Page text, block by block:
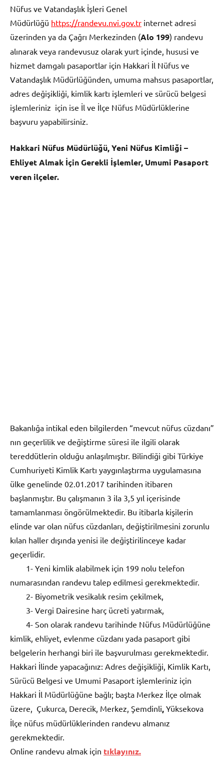
Nüfus ve Vatandaşlık İşleri Genel
Müdürlüğü https://randevu.nvi.gov.tr internet adresi
üzerinden ya da Çağrı Merkezinden (Alo 199) randevu
alınarak veya randevusuz olarak yurt içinde, hususi ve
hizmet damgalı pasaportlar için Hakkari İl Nüfus ve
Vatandaşlık Müdürlüğünden, umuma mahsus pasaportlar,
adres değişikliği, kimlik kartı işlemleri ve sürücü belgesi
işlemleriniz için ise İl ve İlçe Nüfus Müdürlüklerine
başvuru yapabilirsiniz.
Hakkari Nüfus Müdürlüğü, Yeni Nüfus Kimliği –
Ehliyet Almak İçin Gerekli İşlemler, Umumi Pasaport
veren ilçeler.
Bakanlığa intikal eden bilgilerden “mevcut nüfus cüzdanı”
nın geçerlilik ve değiştirme süresi ile ilgili olarak
tereddütlerin olduğu anlaşılmıştır. Bilindiği gibi Türkiye
Cumhuriyeti Kimlik Kartı yaygınlaştırma uygulamasına
ülke genelinde 02.01.2017 tarihinden itibaren
başlanmıştır. Bu çalışmanın 3 ila 3,5 yıl içerisinde
tamamlanması öngörülmektedir. Bu itibarla kişilerin
elinde var olan nüfus cüzdanları, değiştirilmesini zorunlu
kılan haller dışında yenisi ile değiştirilinceye kadar
geçerlidir.
1- Yeni kimlik alabilmek için 199 nolu telefon
numarasından randevu talep edilmesi gerekmektedir.
2- Biyometrik vesikalık resim çekilmek,
3- Vergi Dairesine harç ücreti yatırmak,
4- Son olarak randevu tarihinde Nüfus Müdürlüğüne
kimlik, ehliyet, evlenme cüzdanı yada pasaport gibi
belgelerin herhangi biri ile başvurulması gerekmektedir.
Hakkari İlinde yapacağınız: Adres değişikliği, Kimlik Kartı,
Sürücü Belgesi ve Umumi Pasaport işlemleriniz için
Hakkari İl Müdürlüğüne bağlı; başta Merkez İlçe olmak
üzere, Çukurca, Derecik, Merkez, Şemdinli, Yüksekova
İlçe nüfus müdürlüklerinden randevu almanız
gerekmektedir.
Online randevu almak için tıklayınız.